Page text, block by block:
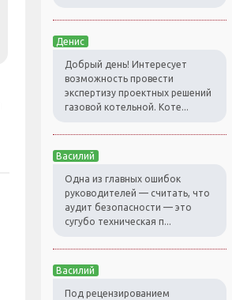
Денис
Добрый день! Интересует
возможность провести
экспертизу проектных решений
газовой котельной. Коте...
Василий
Одна из главных ошибок
руководителей — считать, что
аудит безопасности — это
сугубо техническая п...
Василий
Под рецензированием